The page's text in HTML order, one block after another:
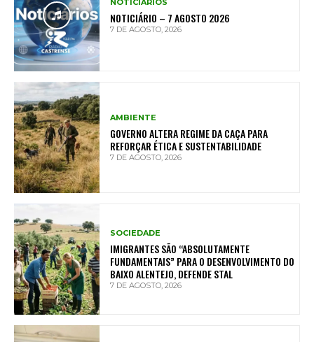
NOTICIÁRIOS
NOTICIÁRIO – 7 AGOSTO 2026
7 DE AGOSTO, 2026
AMBIENTE
GOVERNO ALTERA REGIME DA CAÇA PARA
REFORÇAR ÉTICA E SUSTENTABILIDADE
7 DE AGOSTO, 2026
SOCIEDADE
IMIGRANTES SÃO “ABSOLUTAMENTE
FUNDAMENTAIS” PARA O DESENVOLVIMENTO DO
BAIXO ALENTEJO, DEFENDE STAL
7 DE AGOSTO, 2026